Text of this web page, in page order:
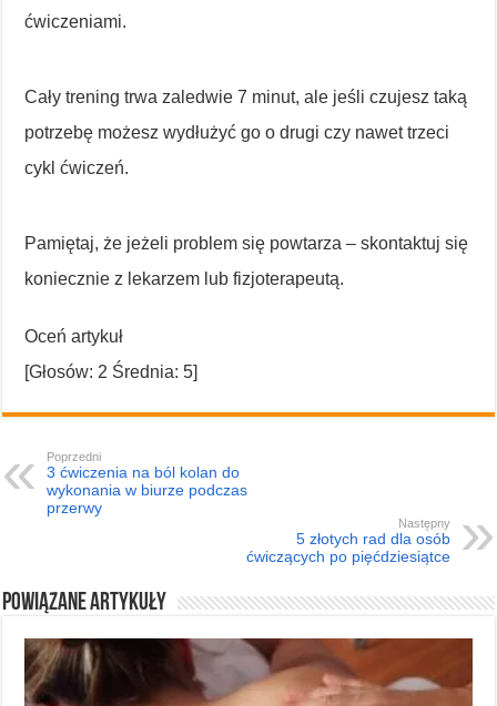
ćwiczeniami.
Cały trening trwa zaledwie 7 minut, ale jeśli czujesz taką
potrzebę możesz wydłużyć go o drugi czy nawet trzeci
cykl ćwiczeń.
Pamiętaj, że jeżeli problem się powtarza – skontaktuj się
koniecznie z lekarzem lub fizjoterapeutą.
Oceń artykuł
[Głosów: 2 Średnia:5]
Poprzedni
3 ćwiczenia na ból kolan do
wykonania w biurze podczas
przerwy
Następny
5 złotych rad dla osób
ćwiczących po pięćdziesiątce
Powiązane artykuły